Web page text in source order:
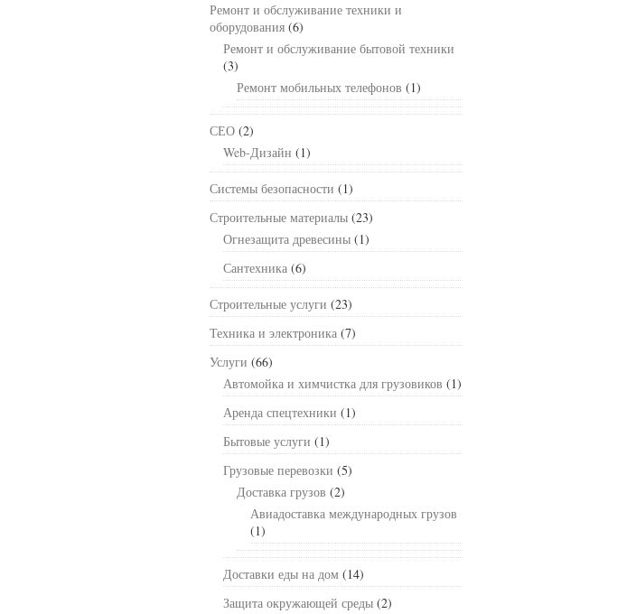
Ремонт и обслуживание техники и
оборудования (6)
Ремонт и обслуживание бытовой техники
(3)
Ремонт мобильных телефонов (1)
СЕО (2)
Web-Дизайн (1)
Системы безопасности (1)
Строительные материалы (23)
Огнезащита древесины (1)
Сантехника (6)
Строительные услуги (23)
Техника и электроника (7)
Услуги (66)
Автомойка и химчистка для грузовиков (1)
Аренда спецтехники (1)
Бытовые услуги (1)
Грузовые перевозки (5)
Доставка грузов (2)
Авиадоставка международных грузов
(1)
Доставки еды на дом (14)
Защита окружающей среды (2)